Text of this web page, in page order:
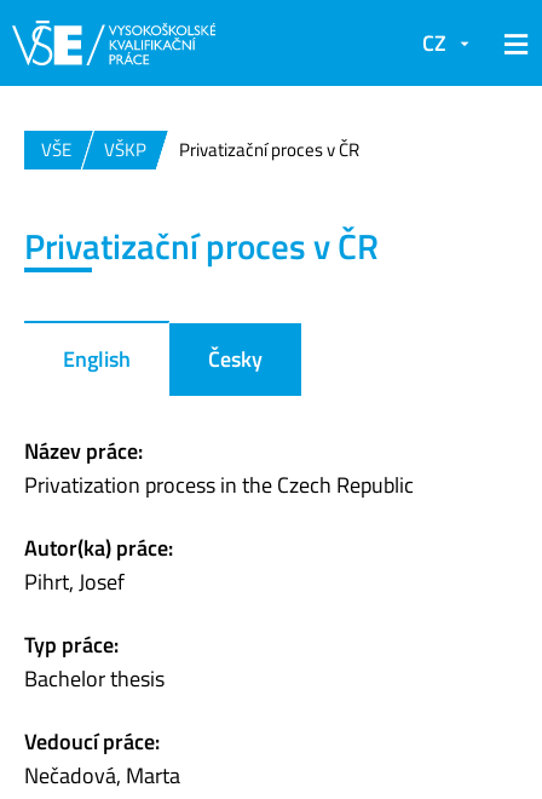
CZ
VŠE VŠKP Privatizační proces v ČR
Privatizační proces v ČR
English Česky
Název práce:
Privatization process in the Czech Republic
Autor(ka) práce:
Pihrt, Josef
Typ práce:
Bachelor thesis
Vedoucí práce:
Nečadová, Marta